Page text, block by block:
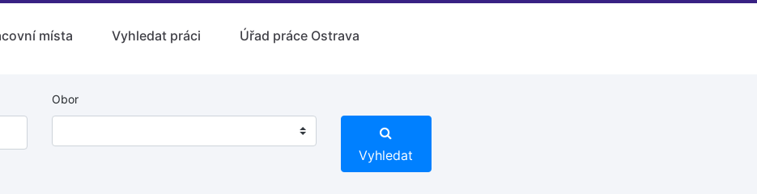
místa Vyhledat práci Úřad práce Ostrava
Obor
Vyhledat